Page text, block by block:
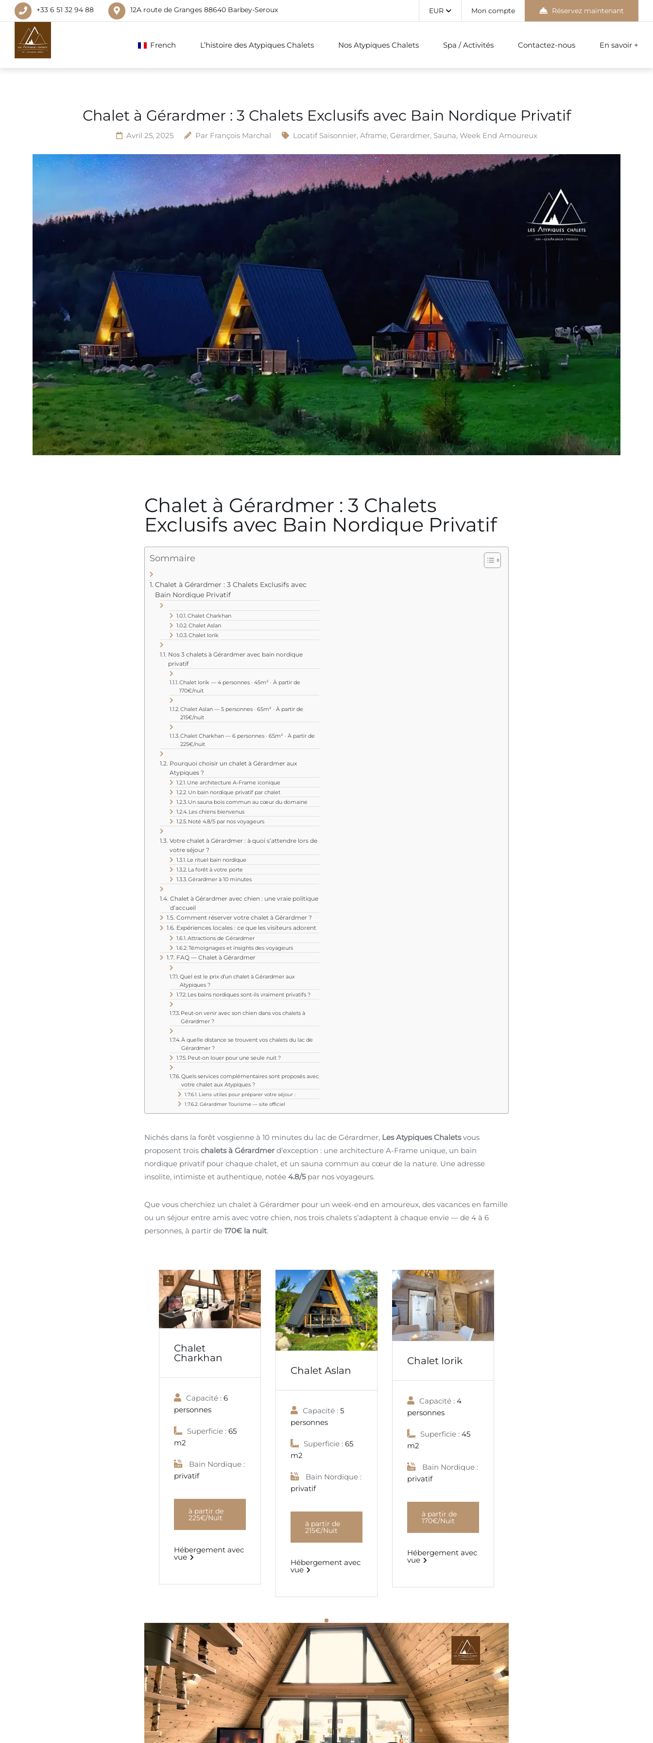
+33 6 51 32 94 88 12A route de Granges 88640 Barbey-Seroux EUR Mon compte Réservez maintenant
French L’histoire des Atypiques Chalets Nos Atypiques Chalets Spa / Activités Contactez-nous En savoir +
Chalet à Gérardmer : 3 Chalets Exclusifs avec Bain Nordique Privatif
Avril 25, 2025 Par François Marchal Locatif Saisonnier, Aframe, Gerardmer, Sauna, Week End Amoureux
Chalet à Gérardmer : 3 Chalets
Exclusifs avec Bain Nordique Privatif
Sommaire
Chalet à Gérardmer : 3 Chalets Exclusifs avec
Bain Nordique Privatif
Chalet Charkhan
Chalet Aslan
Chalet Iorik
Nos 3 chalets à Gérardmer avec bain nordique
privatif
Chalet Iorik — 4 personnes · 45m² · À partir de
170€/nuit
Chalet Aslan — 5 personnes · 65m² · À partir de
215€/nuit
Chalet Charkhan — 6 personnes · 65m² · À partir de
225€/nuit
Pourquoi choisir un chalet à Gérardmer aux
Atypiques ?
Une architecture A-Frame iconique
Un bain nordique privatif par chalet
Un sauna bois commun au cœur du domaine
Les chiens bienvenus
Noté 4.8/5 par nos voyageurs
Votre chalet à Gérardmer : à quoi s’attendre lors de
votre séjour ?
Le rituel bain nordique
La forêt à votre porte
Gérardmer à 10 minutes
Chalet à Gérardmer avec chien : une vraie politique
d’accueil
Comment réserver votre chalet à Gérardmer ?
Expériences locales : ce que les visiteurs adorent
Attractions de Gérardmer
Témoignages et insights des voyageurs
FAQ — Chalet à Gérardmer
Quel est le prix d’un chalet à Gérardmer aux
Atypiques ?
Les bains nordiques sont-ils vraiment privatifs ?
Peut-on venir avec son chien dans vos chalets à
Gérardmer ?
À quelle distance se trouvent vos chalets du lac de
Gérardmer ?
Peut-on louer pour une seule nuit ?
Quels services complémentaires sont proposés avec
votre chalet aux Atypiques ?
Liens utiles pour préparer votre séjour :
Gérardmer Tourisme — site officiel
Nichés dans la forêt vosgienne à 10 minutes du lac de Gérardmer, Les Atypiques Chaletsvous
proposent trois chalets à Gérardmer d’exception : une architecture A-Frame unique, un bain
nordique privatif pour chaque chalet, et un sauna commun au cœur de la nature. Une adresse
insolite, intimiste et authentique, notée 4.8/5par nos voyageurs.
Que vous cherchiez un chalet à Gérardmer pour un week-end en amoureux, des vacances en famille
ou un séjour entre amis avec votre chien, nos trois chalets s’adaptent à chaque envie — de 4 à 6
personnes, à partir de 170€ la nuit.
Chalet
Charkhan
Capacité : 6
personnes
Superficie : 65
m2
Bain Nordique :
privatif
à partir de
225€/Nuit
Hébergement avec
vue
Chalet Aslan
Capacité : 5
personnes
Superficie : 65
m2
Bain Nordique :
privatif
à partir de
215€/Nuit
Hébergement avec
vue
Chalet Iorik
Capacité : 4
personnes
Superficie : 45
m2
Bain Nordique :
privatif
à partir de
170€/Nuit
Hébergement avec
vue